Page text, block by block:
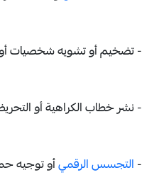
- تضخيم أو تشويه شخصيات
- نشر خطاب الكراهية أو
- التجسس الرقميأو توجيه